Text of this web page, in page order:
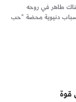
طاهر في روحه
دنيوية محضة “حب